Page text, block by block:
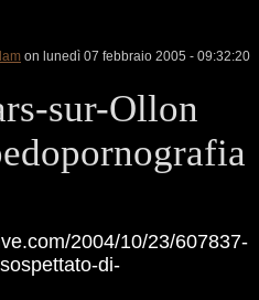
on lunedì 07 febbraio 2005 - 09:32:20
sur-Ollon
2004/10/23/607837-
di-